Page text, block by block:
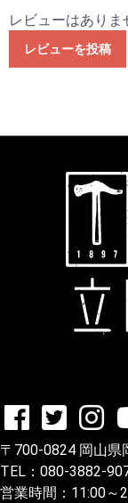
レビューはありま
レビューを投稿
〒700-0824 岡山県
TEL：080-3882-
営業時間：11:00